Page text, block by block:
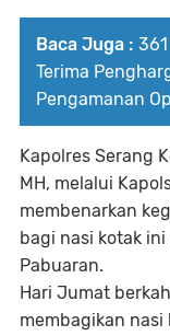
Baca Juga :
Terima
Pengamanan
Kapolres Serang
MH, melalui
membenarkan
bagi nasi kotak
Pabuaran.
Hari Jumat
membagikan